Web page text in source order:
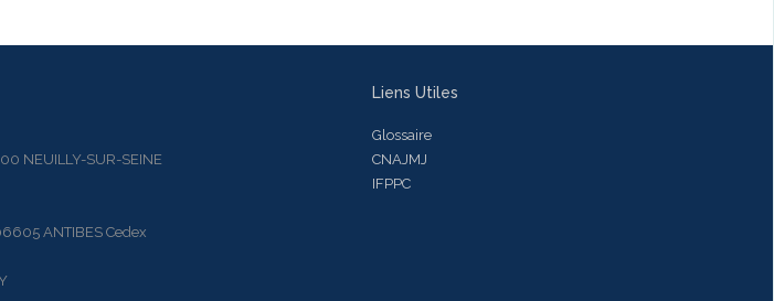
NEUILLY-SUR-SEINE
ANTIBES Cedex
Liens Utiles
Glossaire
CNAJMJ
IFPPC